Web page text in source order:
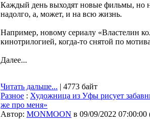
Каждый день выходят новые фильмы, но
надолго, а, может, и на всю жизнь.
Например, новому сериалу «Властелин
кинотрилогией, когда-то снятой по
Далее...
Читать дальше... | 4773 байт
Разное : Художница из Уфы рисует
же про меня»
Автор: MONMOON в 09/09/2022 07:00:00